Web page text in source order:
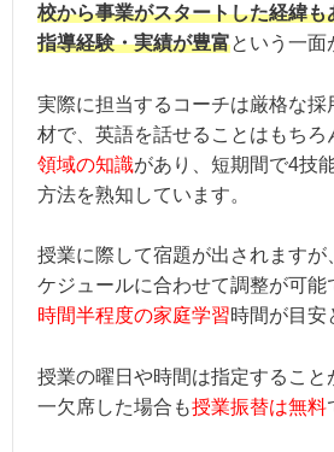
校から事業がスタートした経緯も
指導経験・実績が豊富という一面
実際に担当するコーチは厳格な採
材で、英語を話せることはもちろ
領域の知識があり、短期間で4技
方法を熟知しています。
授業に際して宿題が出されますが
ケジュールに合わせて調整が可能
時間半程度の家庭学習時間が目安
授業の曜日や時間は指定すること
一欠席した場合も授業振替は無料